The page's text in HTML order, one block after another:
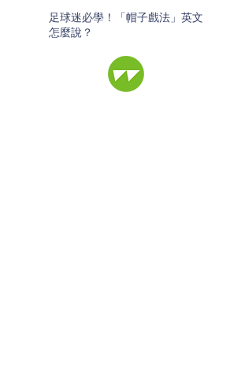
足球迷必學！「帽子戲法」英文
怎麼說？